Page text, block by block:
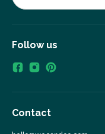
Follow us
Contact